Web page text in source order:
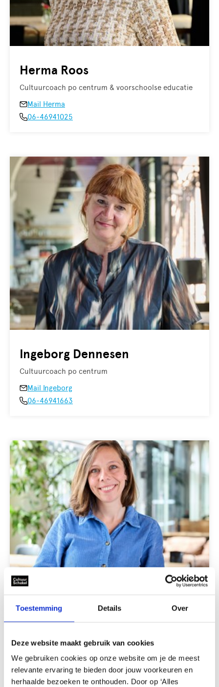
Toestemming Details Over
Deze website maakt gebruik van cookies
We gebruiken cookies op onze website om je de meest
relevante ervaring te bieden door jouw voorkeuren en
herhaalde bezoeken te onthouden. Door op ‘Alles
Herma Roos
Cultuurcoach po centrum & voorschoolse educatie
Mail Herma
06-46941025
Ingeborg Dennesen
Cultuurcoach po centrum
Mail Ingeborg
06-46941663
Isa Eekhout
Adviseur Buitenschoolse Cultuurbeoefening
Mail Isa Eekhout
06-24620483